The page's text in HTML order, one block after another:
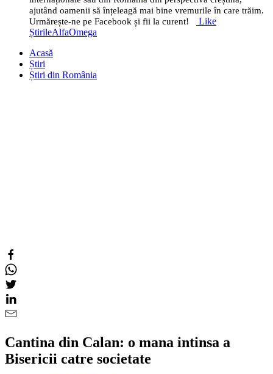
ajutând oamenii să înțeleagă mai bine vremurile în care trăim.
Urmărește-ne pe Facebook și fii la curent!
Like
ȘtirileAlfaOmega
Acasă
Știri
Știri din România
Cantina din Calan: o mana intinsa a
Bisericii catre societate